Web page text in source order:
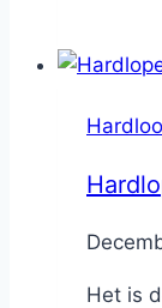
By
Het is